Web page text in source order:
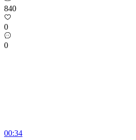
840
0
0
00:34